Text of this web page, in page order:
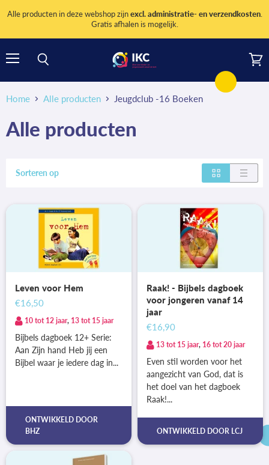
Alle producten in deze webshop zijnexcl. administratie- en verzendkosten.
Gratis afhalen is mogelijk.
Home Alle producten Jeugdclub -16 Boeken
Alle producten
Sorteren op
Leven voor Hem
€16,50
10 tot 12 jaar, 13 tot 15 jaar
Bijbels dagboek 12+ Serie:
Aan Zijn hand Heb jij een
Bijbel waar je iedere dag in...
ONTWIKKELD DOOR
BHZ
Raak! - Bijbels dagboek
voor jongeren vanaf 14
jaar
€16,90
13 tot 15 jaar, 16 tot 20 jaar
Even stil worden voor het
aangezicht van God, dat is
het doel van het dagboek
Raak!...
ONTWIKKELD DOOR LCJ